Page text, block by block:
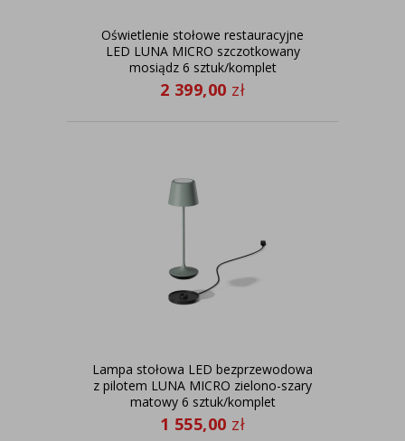
Oświetlenie stołowe restauracyjne
LED LUNA MICRO szczotkowany
mosiądz 6 sztuk/komplet
2 399,00 zł
Lampa stołowa LED bezprzewodowa
z pilotem LUNA MICRO zielono-szary
matowy 6 sztuk/komplet
1 555,00 zł